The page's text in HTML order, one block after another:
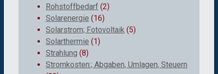
Rohstoffbedarf (2)
Solarenergie (16)
Solarstrom; Fotovoltaik (5)
Solarthermie (1)
Strahlung (8)
Stromkosten:; Abgaben, Umlagen, Steuern